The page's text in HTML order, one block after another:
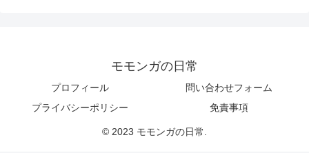
モモンガの日常
プロフィール
問い合わせフォーム
プライバシーポリシー
免責事項
© 2023 モモンガの日常.